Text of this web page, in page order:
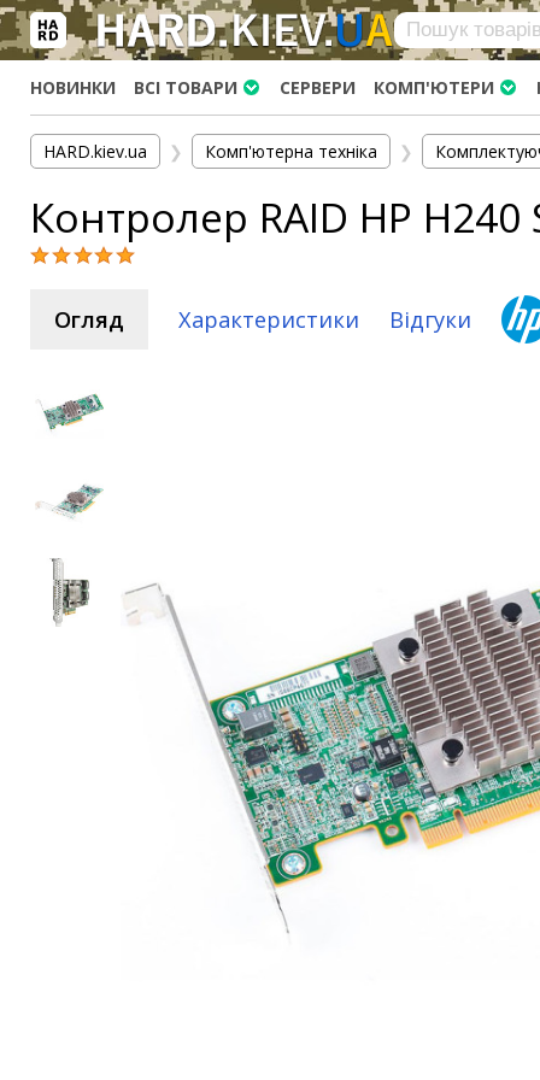
Вхід|Реєстрація×
(097)-938-03-73 Telegram WhatsApp
HARD.KIEV.UA
Послуги
Повернення / Обмін
Доставка та оплата
Ноутбуки
Персональні комп'ютери
Сервери
Процесори (CPU)
Материнські плати
Жорсткі диски та SSD
Кулери та системи охолодження
Кошики та салазки для жорстких дисків
НОВИНКИ ВСІ ТОВАРИ СЕРВЕРИ КОМП'ЮТЕРИ
HARD.kiev.ua ❯ Комп'ютерна техніка ❯
Контролер RAID HP
Огляд Характеристики Відгуки